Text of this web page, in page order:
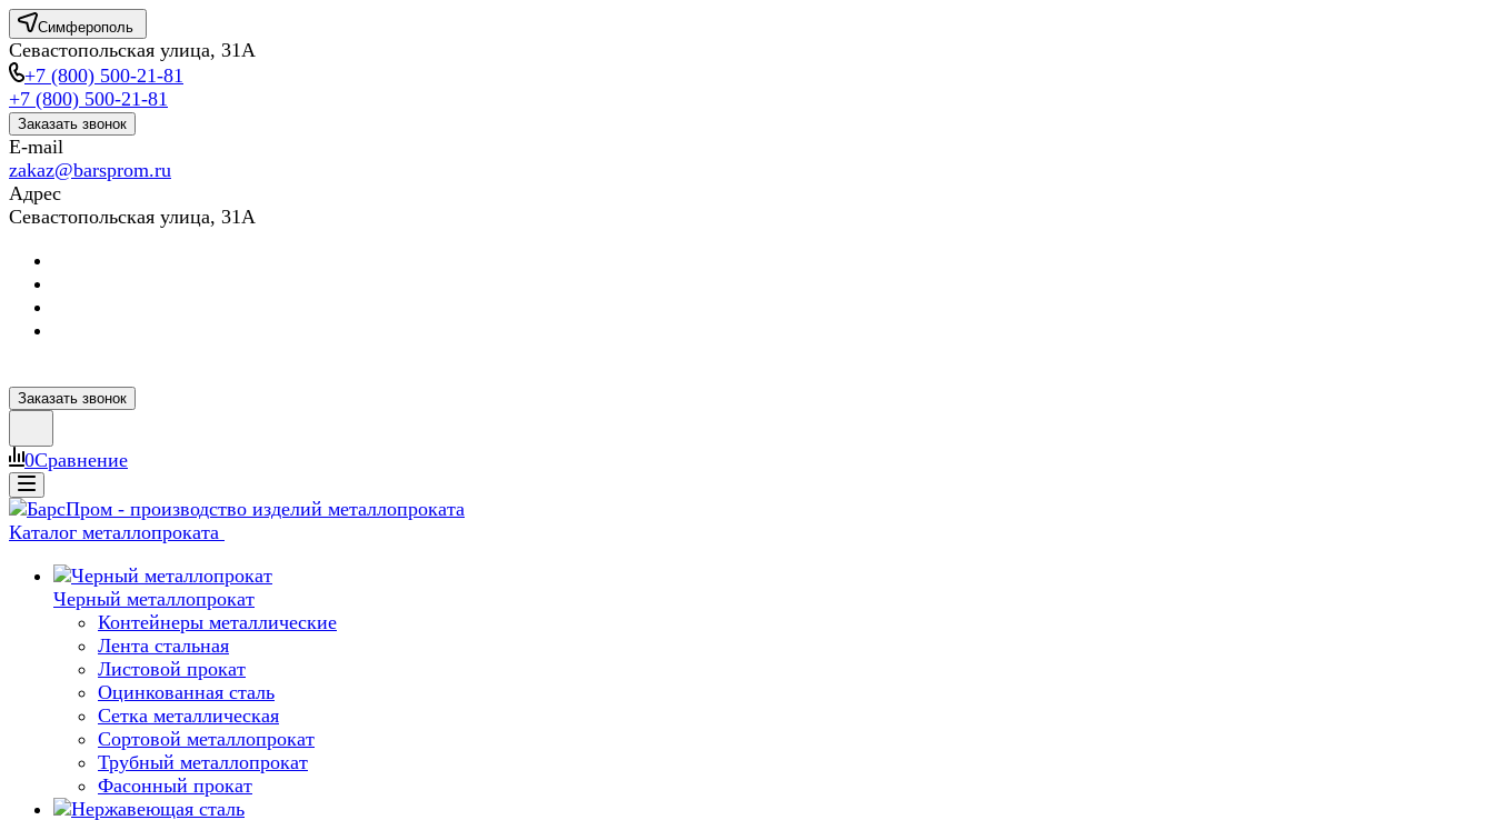
Симферополь
Севастопольская улица, 31А
+7 (800) 500-21-81
+7 (800) 500-21-81
Заказать звонок
E-mail
zakaz@barsprom.ru
Адрес
Севастопольская улица, 31А
Заказать звонок
0Сравнение
Каталог металлопроката
Черный металлопрокат
Контейнеры металлические
Лента стальная
Листовой прокат
Оцинкованная сталь
Сетка металлическая
Сортовой металлопрокат
Трубный металлопрокат
Фасонный прокат